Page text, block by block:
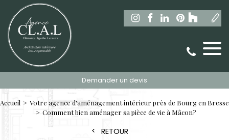
Demander un devis
Accueil
Votre agence d'aménagement intérieur près de Bourg en Bresse
Comment bien aménager sa pièce de vie à Mâcon?
RETOUR